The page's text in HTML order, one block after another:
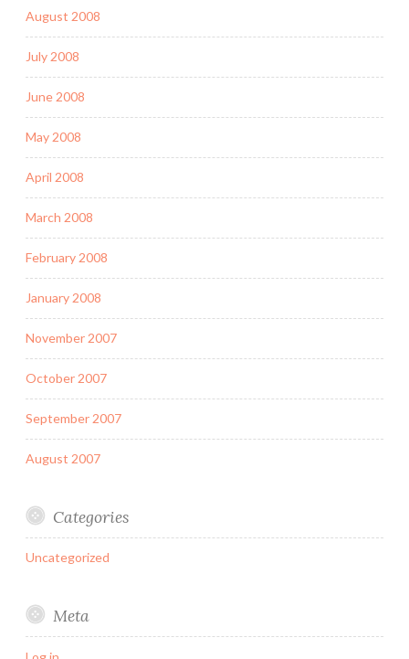
August 2008
July 2008
June 2008
May 2008
April 2008
March 2008
February 2008
January 2008
November 2007
October 2007
September 2007
August 2007
Categories
Uncategorized
Meta